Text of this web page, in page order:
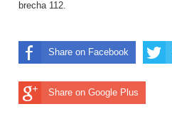
brecha 112.
Share on Facebook
Share on Google Plus